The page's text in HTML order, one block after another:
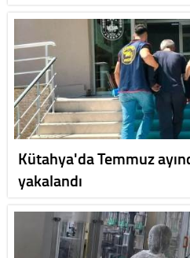
Kütahya'da Temmuz
yakalandı